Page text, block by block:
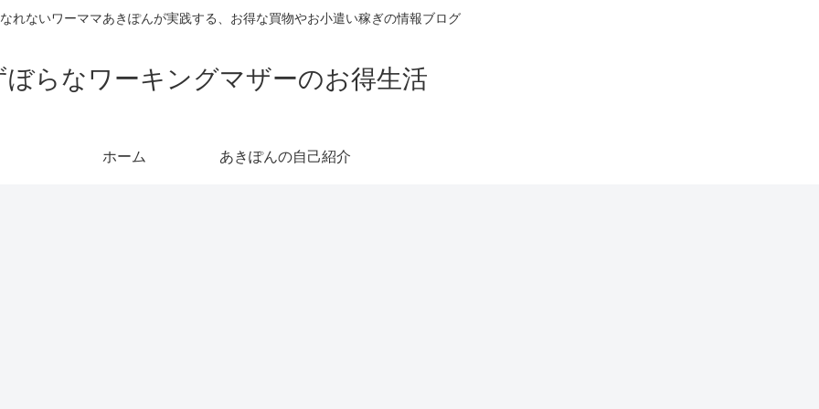
れないワーママあきぽんが実践する、お得な買物やお小遣い稼ぎの情報ブログ
ぼらなワーキングマザーのお得生活
ホーム あきぽんの自己紹介